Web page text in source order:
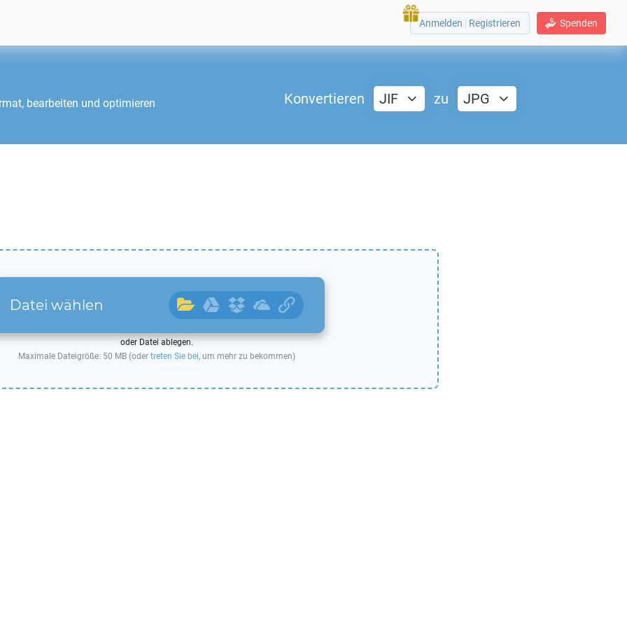
Spenden
Anmelden | Registrieren
bearbeiten und optimieren
Konvertieren JIF zu JPG
Datei wählen
oder Datei ablegen.
Maximale Dateigröße: 50 MB (oder treten Sie bei, um mehr zu bekommen)